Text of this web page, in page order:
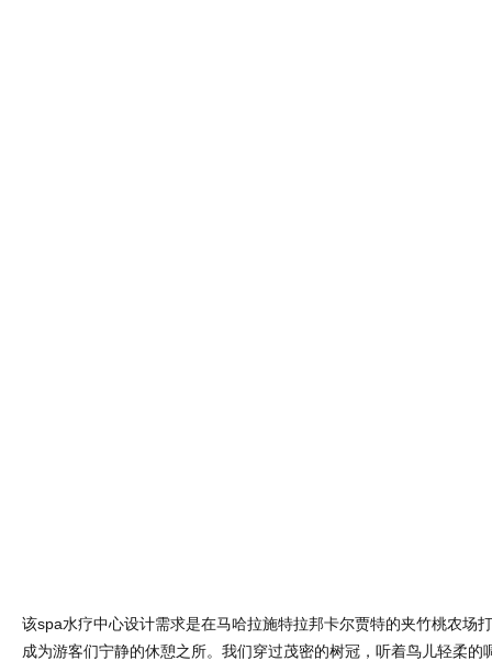
该spa水疗中心设计需求是在马哈拉施特拉邦卡尔贾特的夹竹桃农场
成为游客们宁静的休憩之所。我们穿过茂密的树冠，听着鸟儿轻柔的